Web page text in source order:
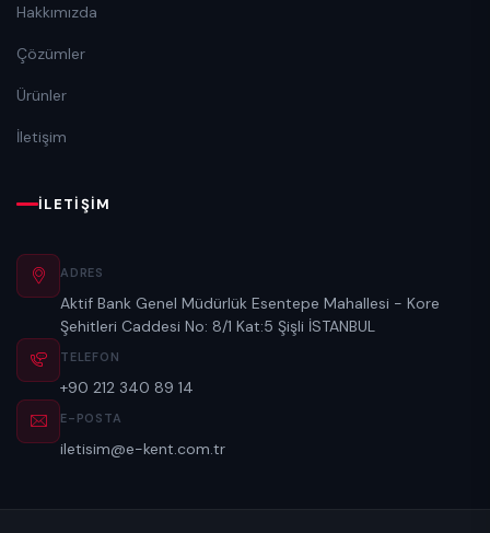
Hakkımızda
Çözümler
Ürünler
İletişim
İLETIŞIM
ADRES
Aktif Bank Genel Müdürlük Esentepe Mahallesi - Kore
Şehitleri Caddesi No: 8/1 Kat:5 Şişli İSTANBUL
TELEFON
+90 212 340 89 14
E-POSTA
iletisim@e-kent.com.tr